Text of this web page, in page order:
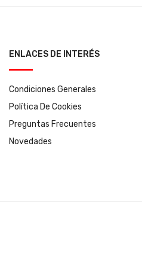
ENLACES DE INTERÉS
Condiciones Generales
Política De Cookies
Preguntas Frecuentes
Novedades